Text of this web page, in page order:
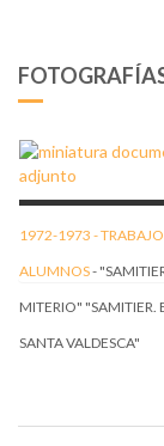
1972-1973 -
ALUMNOS-
MITERIO" "SAMITIER.
SANTA VALDESCA"